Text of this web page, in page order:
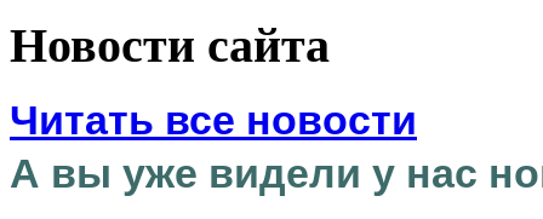
Новости сайта
Читать все новости
А вы уже видели у нас